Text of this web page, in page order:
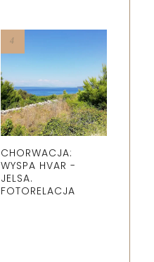
CHORWACJA:
WYSPA HVAR -
JELSA.
FOTORELACJA